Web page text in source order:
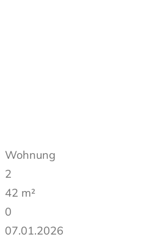
Wohnung
2
42 m²
0
07.01.2026